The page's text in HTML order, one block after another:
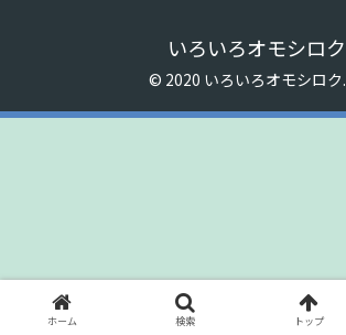
いろいろオモシロク
© 2020 いろいろオモシロク.
ホーム 検索 トップ